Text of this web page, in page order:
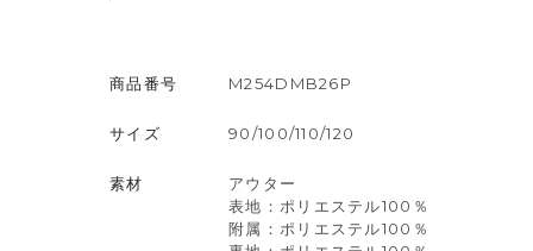
商品番号 M254DMB26P
サイズ 90/100/110/120
素材
アウター
表地：ポリエステル100％
附属：ポリエステル100％